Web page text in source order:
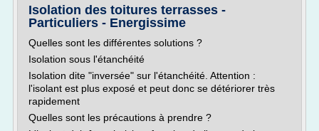
Isolation des toitures terrasses -
Particuliers - Energissime
Quelles sont les différentes solutions ?
Isolation sous l'étanchéité
Isolation dite "inversée" sur l'étanchéité. Attention :
l'isolant est plus exposé et peut donc se détériorer très
rapidement
Quelles sont les précautions à prendre ?